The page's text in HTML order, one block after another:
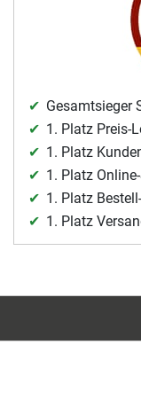
Gesamtsieger
1. Platz Preis-
1. Platz
1. Platz
1. Platz
1. Platz